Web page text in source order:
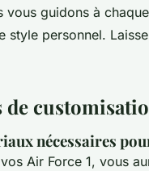
vous guidons à
style personnel.
nécessaires
Air Force 1, vous